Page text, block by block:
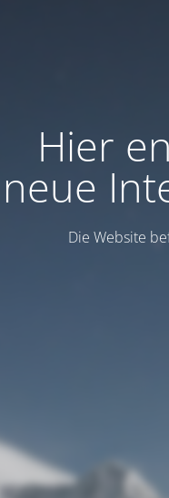
Hier
neue
Die Website